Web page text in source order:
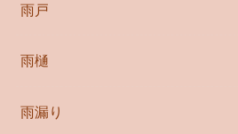
雨戸
雨樋
雨漏り